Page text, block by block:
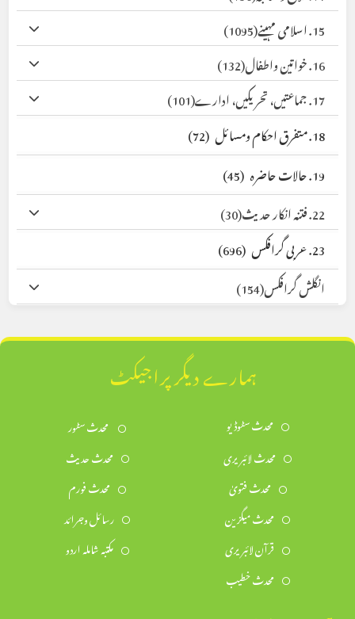
15. اسلامی مہینے
(1095)
16. خواتین واطفال
(132)
17. جماعتیں، تحریکیں، ادارے
(101)
18. متفرق احکام ومسائل
(72)
19. حالات حاضرہ
(45)
22. فتنہ انکار حدیث
(30)
23. عربی گرافکس
(696)
انگلش گرافکس(154)
ہمارے دیگر پراجیکٹ
محدث سٹوڈیو
محدث سٹور
محدث لائبریری
محدث حدیث
محدث فتویٰ
محدث فورم
محدث میگزین
رسائل وجرائد
قرآن لائبریری
مکتبہ شاملہ اردو
محدث خطیب